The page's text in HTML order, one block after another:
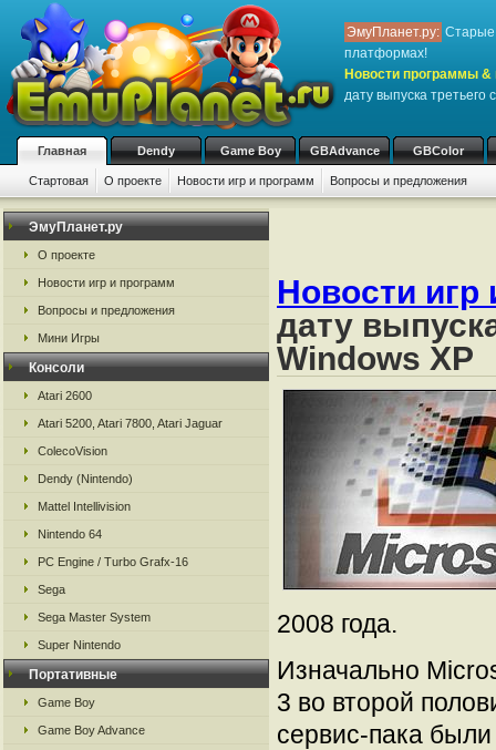
ЭмуПланет.ру: Старые
платформах!
Новости программы &
дату выпуска третьего
Главная Dendy Game Boy GBAdvance GBColor
Стартовая О проекте Новости игр и программ Вопросы и предложения
ЭмуПланет.ру
О проекте
Новости игр и программ
Вопросы и предложения
Мини Игры
Консоли
Atari 2600
Atari 5200, Atari 7800, Atari Jaguar
ColecoVision
Dendy (Nintendo)
Mattel Intellivision
Nintendo 64
PC Engine / Turbo Grafx-16
Sega
Sega Master System
Super Nintendo
Портативные
Game Boy
Game Boy Advance
Новости игр
дату
Windows ХР
2008 года.
Изначально
3 во второй
сервис-пака